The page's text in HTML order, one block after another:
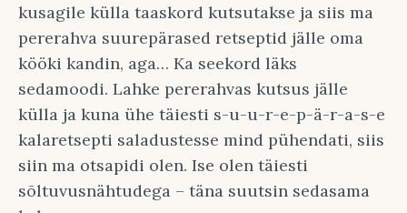
kusagile külla taaskord kutsutakse ja siis ma
pererahva suurepärased retseptid jälle oma
kööki kandin, aga… Ka seekord läks
sedamoodi. Lahke pererahvas kutsus jälle
külla ja kuna ühe täiesti s-u-u-r-e-p-ä-r-a-s-e
kalaretsepti saladustesse mind pühendati, siis
siin ma otsapidi olen. Ise olen täiesti
sõltuvusnähtudega – täna suutsin sedasama